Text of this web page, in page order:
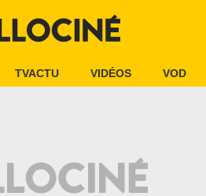
TVACTU VIDÉOS VOD